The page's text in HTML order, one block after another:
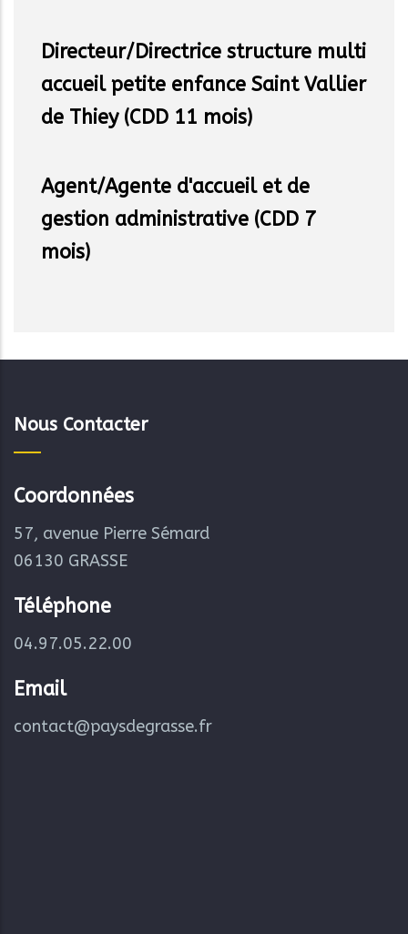
Directeur/Directrice structure multi
accueil petite enfance Saint Vallier
de Thiey (CDD 11 mois)
Agent/Agente d'accueil et de
gestion administrative (CDD 7
mois)
Nous Contacter
Coordonnées
57, avenue Pierre Sémard
06130 GRASSE
Téléphone
04.97.05.22.00
Email
contact@paysdegrasse.fr